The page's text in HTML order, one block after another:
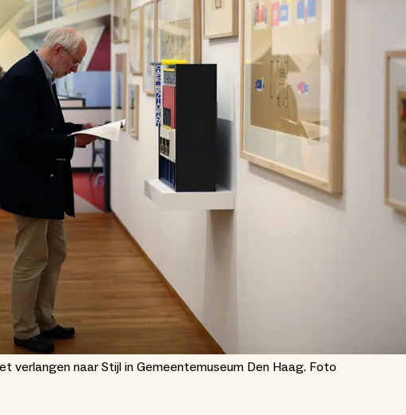
verlangen naar Stijl in Gemeentemuseum Den Haag. Foto